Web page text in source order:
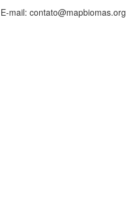
E-mail: contato@mapbiomas.org